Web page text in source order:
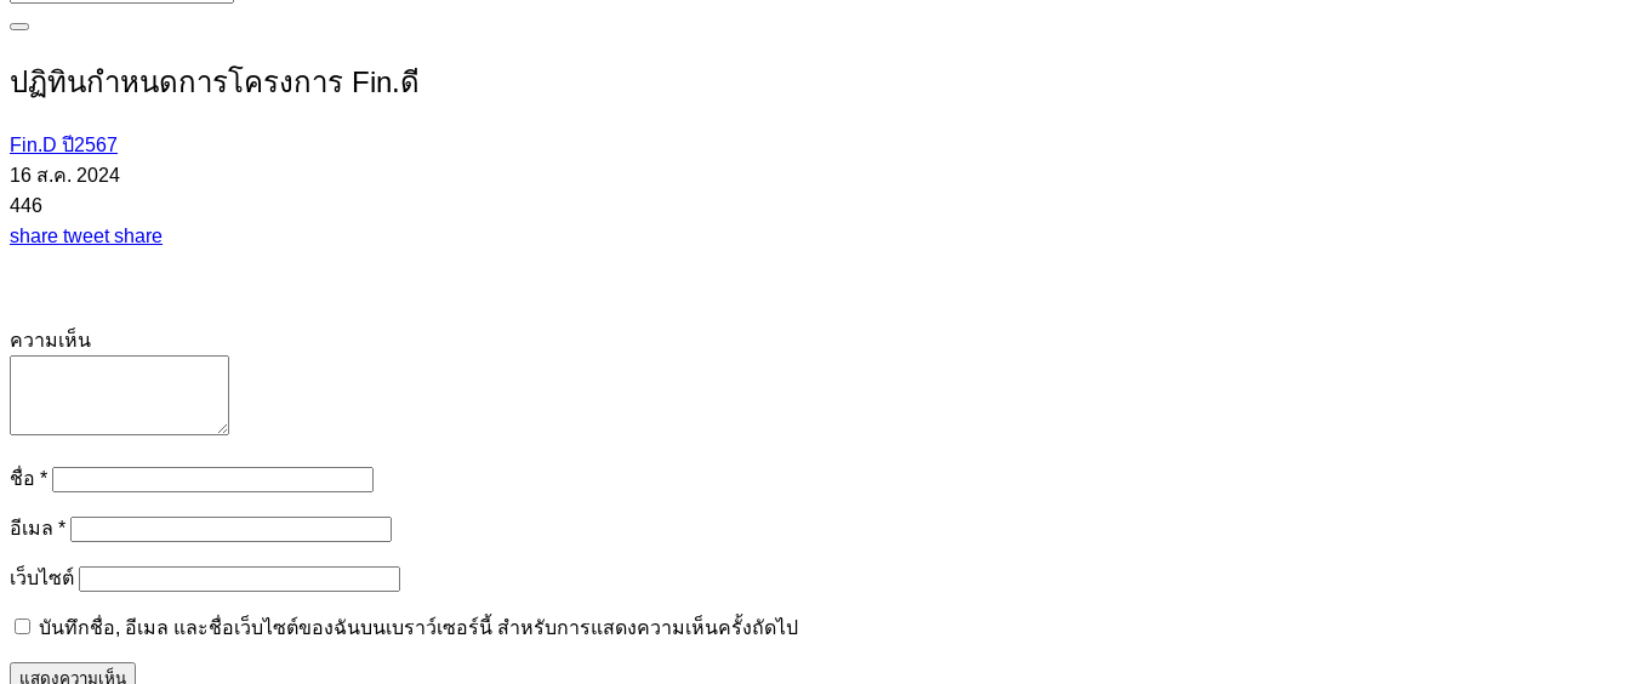
ปฏิทินกำหนดการโครงการ Fin.ดี
Fin.D ปี2567
16 ส.ค. 2024
446
share tweet share
ความเห็น
ชื่อ *
อีเมล *
เว็บไซต์
บันทึกชื่อ, อีเมล และชื่อเว็บไซต์ของฉันบนเบราว์เซอร์นี้ สำหรับการแสดงความเห็นครั้งถัดไป